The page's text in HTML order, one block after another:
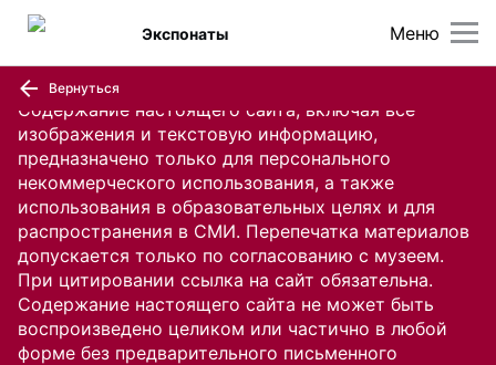
Содержание настоящего сайта, включая все
изображения и текстовую информацию,
предназначено только для персонального
некоммерческого использования, а также
использования в образовательных целях и для
распространения в СМИ. Перепечатка материалов
допускается только по согласованию с музеем.
При цитировании ссылка на сайт обязательна.
Содержание настоящего сайта не может быть
воспроизведено целиком или частично в любой
форме без предварительного письменного
Меню
Экспонаты
Вернуться